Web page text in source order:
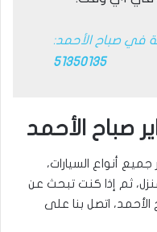
51350135
صباح الأحمد
أنواع السيارات،
ثم إذا كنت تبحث عن
اتصل بنا على